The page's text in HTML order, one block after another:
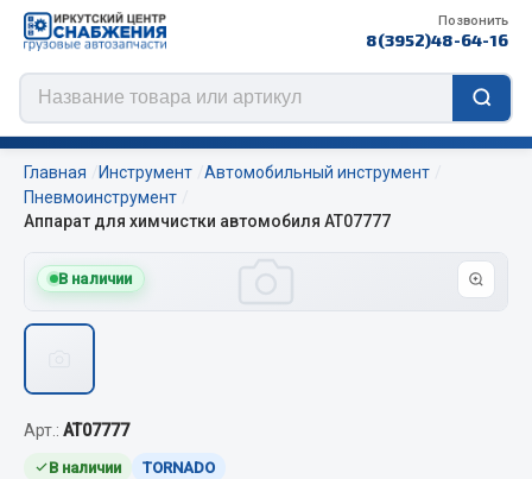
Позвонить
8(3952)48-64-16
Цепи противоскольжения
ЦЕПИ РОССИЯ
Изготовление цепей на колеса BOHU
Весь раздел
Главная Инструмент
Автомобильный инструмент
Пневмоинструмент
Аппарат для химчистки автомобиля AT07777
В наличии
Арт.: AT07777
В наличии TORNADO